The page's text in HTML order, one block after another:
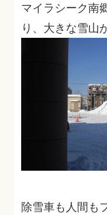
マイラシーク南
り、大きな雪山
除雪車も人間も